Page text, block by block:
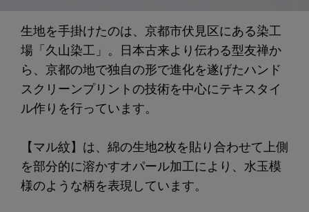
生地を手掛けたのは、京都市伏見区にある染工
場「久山染工」。日本古来より伝わる型友禅か
ら、京都の地で独自の形で進化を遂げたハンド
スクリーンプリントの技術を中心にテキスタイ
ル作りを行っています。
【マル紋】は、綿の生地2枚を貼り合わせて上側
を部分的に溶かすオパール加工により、水玉模
様のような柄を表現しています。